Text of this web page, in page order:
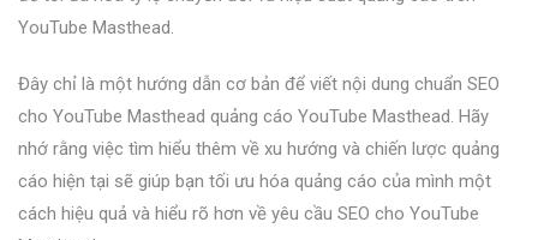
YouTube Masthead.
Đây chỉ là một hướng dẫn cơ bản để viết nội dung chuẩn SEO
cho YouTube Masthead quảng cáo YouTube Masthead. Hãy
nhớ rằng việc tìm hiểu thêm về xu hướng và chiến lược quảng
cáo hiện tại sẽ giúp bạn tối ưu hóa quảng cáo của mình một
cách hiệu quả và hiểu rõ hơn về yêu cầu SEO cho YouTube